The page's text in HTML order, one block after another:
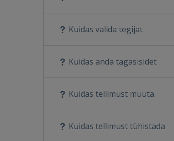
Kuidas valida tegijat
Kuidas anda tagasisidet
Kuidas tellimust muuta
Kuidas tellimust tühistada